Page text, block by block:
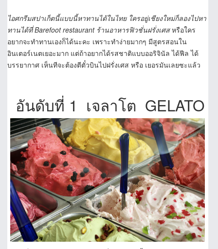
ไอศกรีมสปาเก็ตนี้แบบนี้หาทานได้ในไทย ใครอยู่เชียงใหม่ก็ลองไปหา
ทานได้ที่ Barefoot restaurant ร้านอาหารฟิวชั่นฝรั่งเศสหรือใคร
อยากจะทำทานเองก็ได้นะคะ เพราะทำง่ายมากๆ มีสูตรสอนใน
อินเตอร์เนตเยอะมาก แต่ถ้าอยากได้รสชาติแบบออริจินัล ได้ฟีล ได้
บรรยากาศ เห็นทีจะต้องตีตั๋วบินไปฝรั่งเศส หรือ เยอรมันเลยซะแล้ว
อันดับที่ 1 เจลาโต GELATO